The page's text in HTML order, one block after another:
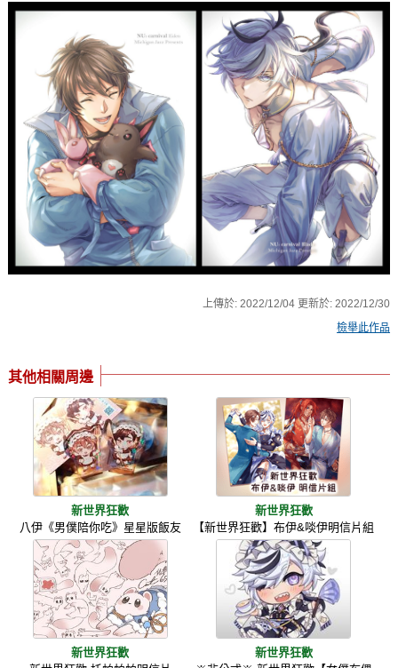
上傳於:2022/12/04 更新於:2022/12/30
檢舉此作品
其他相關周邊
新世界狂歡
八伊《男僕陪你吃》星星版飯友
新世界狂歡
【新世界狂歡】布伊&啖伊明信片組
新世界狂歡
新世界狂歡